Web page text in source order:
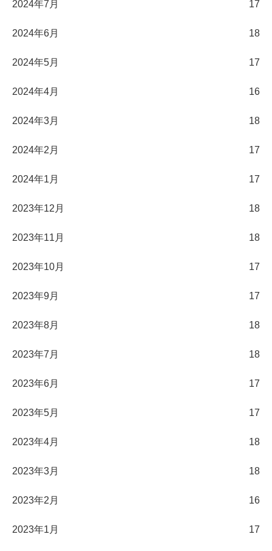
2024年7月 17
2024年6月 18
2024年5月 17
2024年4月 16
2024年3月 18
2024年2月 17
2024年1月 17
2023年12月 18
2023年11月 18
2023年10月 17
2023年9月 17
2023年8月 18
2023年7月 18
2023年6月 17
2023年5月 17
2023年4月 18
2023年3月 18
2023年2月 16
2023年1月 17